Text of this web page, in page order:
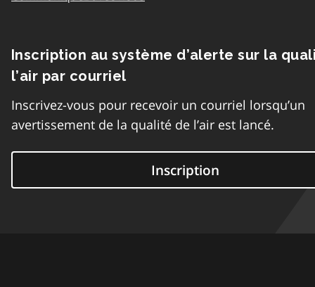
Inscription au système d’alerte sur la
l’air par courriel
Inscrivez-vous pour recevoir un courriel lorsqu’un
avertissement de la qualité de l’air est lancé.
Inscription